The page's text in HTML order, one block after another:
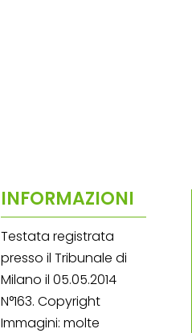
INFORMAZIONI
Testata registrata
presso il Tribunale di
Milano il 05.05.2014
N°163. Copyright
Immagini: molte